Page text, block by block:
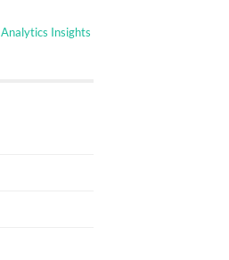
Analytics Insights